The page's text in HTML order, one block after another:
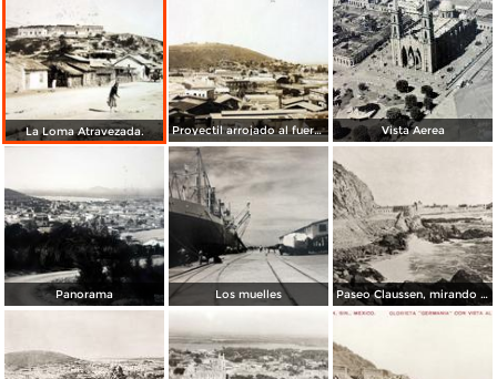
La Loma Atravezada. Proyectil arrojado al fuerte Rosales ( Fechada el dia 6 de Mayo de 1914 ) Vista Aerea
Panorama Los muelles Paseo Claussen, mirando hacia Olas Altas